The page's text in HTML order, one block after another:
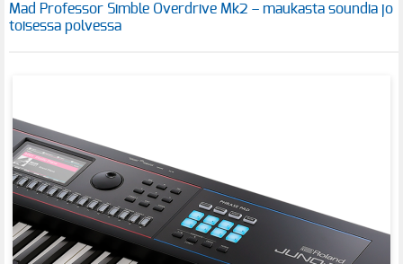
Mad Professor Simble Overdrive Mk2 – maukasta soundia jo
toisessa polvessa